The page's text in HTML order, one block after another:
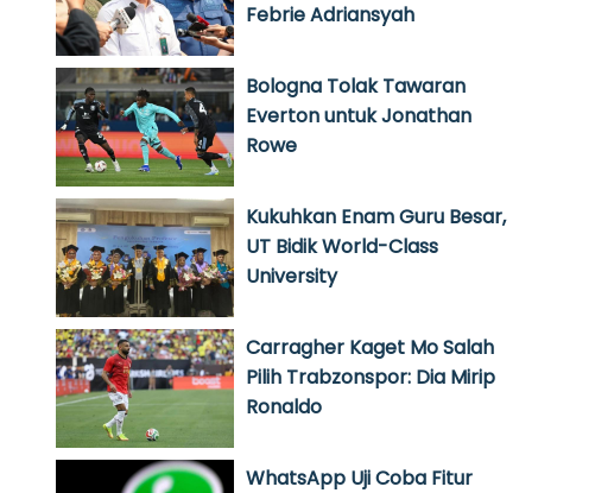
Febrie Adriansyah
Bologna Tolak Tawaran
Everton untuk Jonathan
Rowe
Kukuhkan Enam Guru Besar,
UT Bidik World-Class
University
Carragher Kaget Mo Salah
Pilih Trabzonspor: Dia Mirip
Ronaldo
WhatsApp Uji Coba Fitur